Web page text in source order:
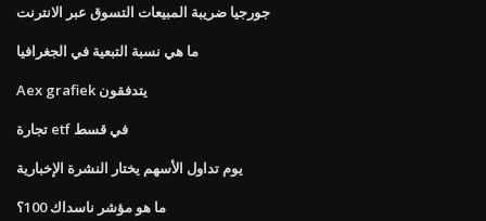
جورجيا ضريبة المبيعات التسوق عبر الانترنت
ما هي نسبة التبعية في الجغرافيا
Aex grafiek يتدفقون
تجارة etf في قسط
يوم تداول الأسهم يختار النشرة الإخبارية
ما هو مؤشر ناسداك 100؟